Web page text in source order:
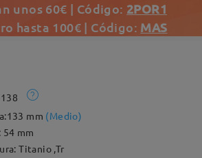
unos 60€ | Código: 2POR1
hasta 100€ | Código: MAS
133 mm (Medio)
54 mm
Titanio ,Tr